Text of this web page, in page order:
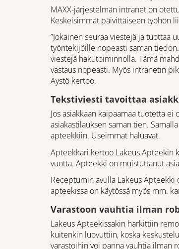
MAXX-järjestelmän intranet on
Keskeisimmät päivittäiseen työhön
”Jokainen seuraa viestejä ja tuottaa
työntekijöille nopeasti saman
viestejä hakutoiminnolla. Tämä
vastaus nopeasti. Myös intranetin
Äystö kertoo.
Tekstiviesti tavoittaa
Jos asiakkaan kaipaamaa tuotetta
asiakastilauksen saman tien.
apteekkiin. Useimmat haluavat.
Apteekkari kertoo Lakeus Apteekin
vuotta. Apteekki on muistuttanut
Receptumin avulla Lakeus
apteekissa on käytössä myös mm.
Varastoon vauhtia ilman
Lakeus Apteekissakin harkittiin
kuitenkin luovuttiin, koska
varastoihin voi panna vauhtia ilman